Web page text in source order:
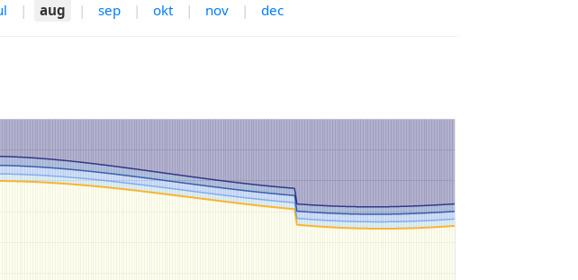
| aug | sep | okt | nov | dec